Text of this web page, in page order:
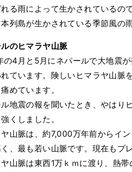
る雨によって生かされているので
列島が生かされている季節風の
のヒマラヤ山脈
の4月と5月にネパールで大地震
ています。険しいヒマラヤ山脈
めています。
地震の報を聞いたとき、やはり
くしました。
ヤ山脈は、約7,000万年前からイ
、最も若い山脈です。現在もプ
ヤ山脈は東西1万ｋｍに渡り、熱